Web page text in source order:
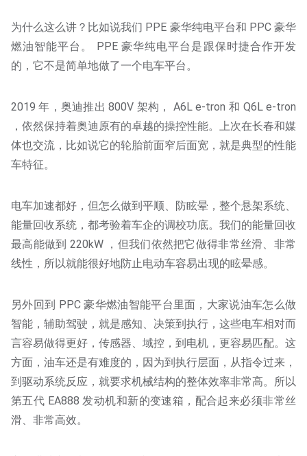
为什么这么讲？比如说我们 PPE 豪华纯电平台和 PPC 豪华
燃油智能平台。 PPE 豪华纯电平台是跟保时捷合作开发
的，它不是简单地做了一个电车平台。
2019 年，奥迪推出 800V 架构， A6L e-tron 和 Q6L e-tron
，依然保持着奥迪原有的卓越的操控性能。上次在长春和媒
体也交流，比如说它的轮胎前面窄后面宽，就是典型的性能
车特征。
电车加速都好，但怎么做到平顺、防眩晕，整个悬架系统、
能量回收系统，都考验着车企的调校功底。我们的能量回收
最高能做到 220kW ，但我们依然把它做得非常丝滑、非常
线性，所以就能很好地防止电动车容易出现的眩晕感。
另外回到 PPC 豪华燃油智能平台里面，大家说油车怎么做
智能，辅助驾驶，就是感知、决策到执行，这些电车相对而
言容易做得更好，传感器、域控，到电机，更容易匹配。这
方面，油车还是有难度的，因为到执行层面，从指令过来，
到驱动系统反应，就要求机械结构的整体效率非常高。所以
第五代 EA888 发动机和新的变速箱，配合起来必须非常丝
滑、非常高效。